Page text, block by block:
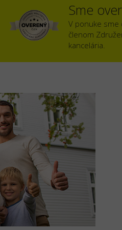
Sme
V ponuke sme
členom
kancelária.